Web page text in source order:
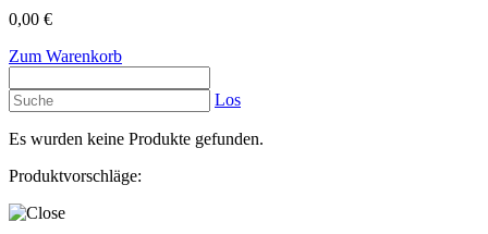
0,00 €
Zum Warenkorb
Los
Es wurden keine Produkte gefunden.
Produktvorschläge: